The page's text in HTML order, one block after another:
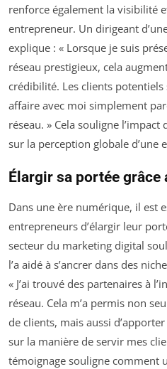
renforce également la visibilité
entrepreneur. Un dirigeant
explique : « Lorsque je suis
réseau prestigieux, cela
crédibilité. Les clients
affaire avec moi simplement
réseau. » Cela souligne
sur la perception globale d’une
Élargir sa portée grâce
Dans une ère numérique, il est
entrepreneurs d’élargir leur
secteur du marketing digital
l’a aidé à s’ancrer dans des
« J’ai trouvé des partenaires à
réseau. Cela m’a permis non
de clients, mais aussi
sur la manière de servir mes
témoignage souligne comment